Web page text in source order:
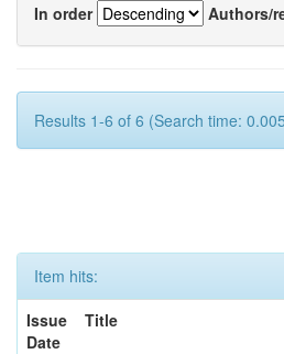
In order
Authors/
Results 1-6 of 6 (Search time:
Item hits:
Issue
Date
Title